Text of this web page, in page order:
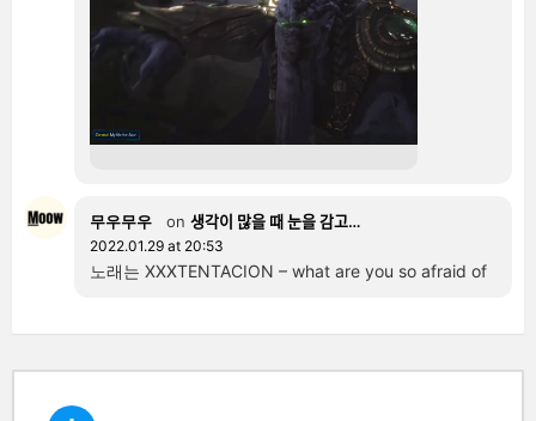
무우무우 on 생각이 많을 때 눈을 감고…
2022.01.29 at 20:53
노래는 XXXTENTACION – what are you so afraid of